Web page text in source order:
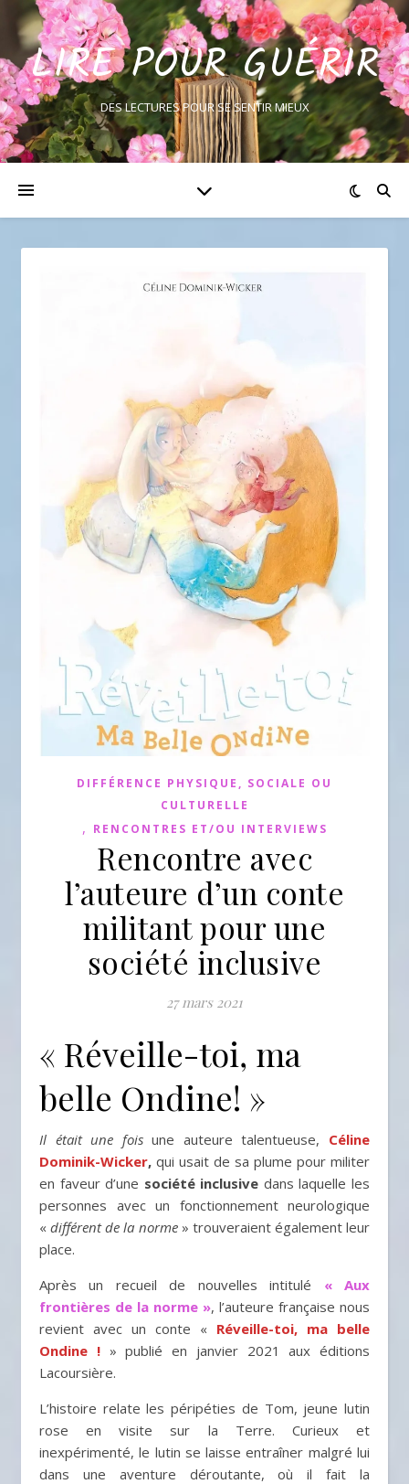
LIRE POUR GUÉRIR
DES LECTURES POUR SE SENTIR MIEUX
DIFFÉRENCE PHYSIQUE, SOCIALE OU
CULTURELLE
, RENCONTRES ET/OU INTERVIEWS
Rencontre avec
l’auteure d’un conte
militant pour une
société inclusive
27 mars 2021
« Réveille-toi, ma
belle Ondine! »
Il était une foisune auteure talentueuse, Céline
Dominik-Wicker, qui usait de sa plume pour militer
en faveur d’une société inclusive dans laquelle les
personnes avec un fonctionnement neurologique
«différent de la norme» trouveraient également leur
place.
Après un recueil de nouvelles intitulé « Aux
frontières de la norme », l’auteure française nous
revient avec un conte « Réveille-toi, ma belle
Ondine !» publié en janvier 2021 aux éditions
Lacoursière.
L’histoire relate les péripéties de Tom, jeune lutin
rose en visite sur la Terre. Curieux et
inexpérimenté, le lutin se laisse entraîner malgré lui
dans une aventure déroutante, où il fait la